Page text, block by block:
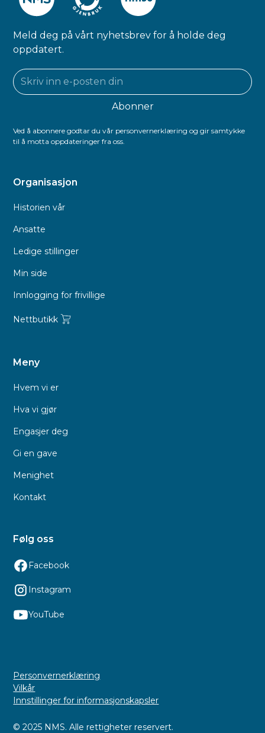
Meld deg på vårt nyhetsbrev for å holde deg
oppdatert.
Ved å abonnere godtar du vår personvernerklæring og gir samtykke
til å motta oppdateringer fra oss.
Organisasjon
Historien vår
Ansatte
Ledige stillinger
Min side
Innlogging for frivillige
Nettbutikk
Meny
Hvem vi er
Hva vi gjør
Engasjer deg
Gi en gave
Menighet
Kontakt
Følg oss
Facebook
Instagram
YouTube
© 2025 NMS. Alle rettigheter reservert.
Personvernerklæring
Vilkår
Innstillinger for informasjonskapsler